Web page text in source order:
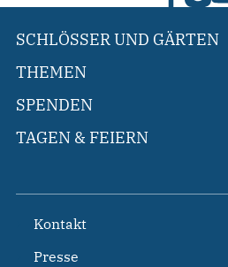
SCHLÖSSER UND GÄRTEN
THEMEN
SPENDEN
TAGEN & FEIERN
Kontakt
Presse